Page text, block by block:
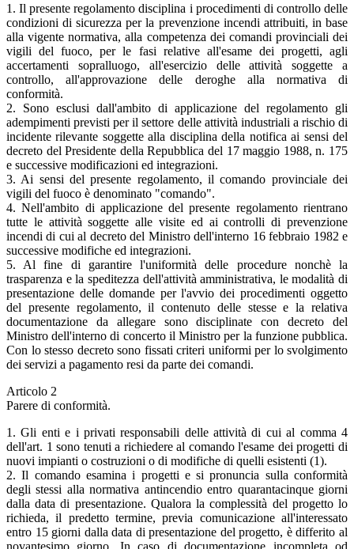
1. Il presente regolamento disciplina i procedimenti di controllo delle
condizioni di sicurezza per la prevenzione incendi attribuiti, in base
alla vigente normativa, alla competenza dei comandi provinciali dei
vigili del fuoco, per le fasi relative all'esame dei progetti, agli
accertamenti sopralluogo, all'esercizio delle attività soggette a
controllo, all'approvazione delle deroghe alla normativa di
conformità.
2. Sono esclusi dall'ambito di applicazione del regolamento gli
adempimenti previsti per il settore delle attività industriali a rischio di
incidente rilevante soggette alla disciplina della notifica ai sensi del
decreto del Presidente della Repubblica del 17 maggio 1988, n. 175
e successive modificazioni ed integrazioni.
3. Ai sensi del presente regolamento, il comando provinciale dei
vigili del fuoco è denominato "comando".
4. Nell'ambito di applicazione del presente regolamento rientrano
tutte le attività soggette alle visite ed ai controlli di prevenzione
incendi di cui al decreto del Ministro dell'interno 16 febbraio 1982 e
successive modifiche ed integrazioni.
5. Al fine di garantire l'uniformità delle procedure nonchè la
trasparenza e la speditezza dell'attività amministrativa, le modalità di
presentazione delle domande per l'avvio dei procedimenti oggetto
del presente regolamento, il contenuto delle stesse e la relativa
documentazione da allegare sono disciplinate con decreto del
Ministro dell'interno di concerto il Ministro per la funzione pubblica.
Con lo stesso decreto sono fissati criteri uniformi per lo svolgimento
dei servizi a pagamento resi da parte dei comandi.
Articolo 2
Parere di conformità.
1. Gli enti e i privati responsabili delle attività di cui al comma 4
dell'art. 1 sono tenuti a richiedere al comando l'esame dei progetti di
nuovi impianti o costruzioni o di modifiche di quelli esistenti (1).
2. Il comando esamina i progetti e si pronuncia sulla conformità
degli stessi alla normativa antincendio entro quarantacinque giorni
dalla data di presentazione. Qualora la complessità del progetto lo
richieda, il predetto termine, previa comunicazione all'interessato
entro 15 giorni dalla data di presentazione del progetto, è differito al
novantesimo giorno. In caso di documentazione incompleta od